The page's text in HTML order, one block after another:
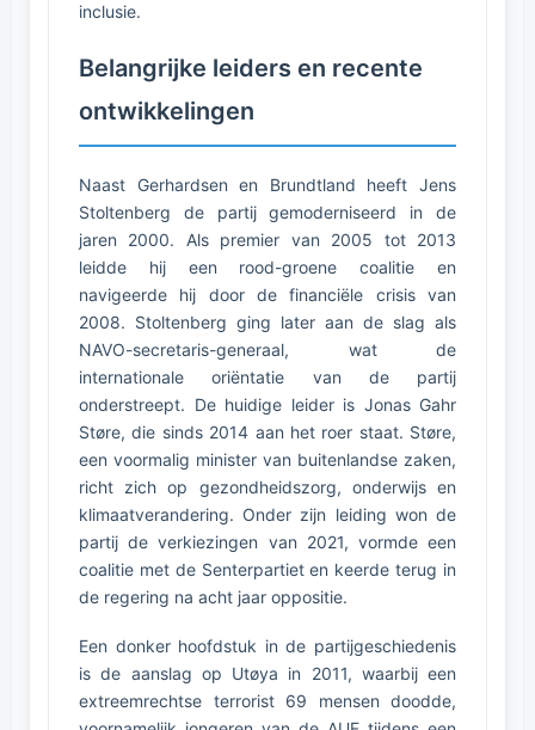
inclusie.
Belangrijke leiders en recente
ontwikkelingen
Naast Gerhardsen en Brundtland heeft Jens
Stoltenberg de partij gemoderniseerd in de
jaren 2000. Als premier van 2005 tot 2013
leidde hij een rood-groene coalitie en
navigeerde hij door de financiële crisis van
2008. Stoltenberg ging later aan de slag als
NAVO-secretaris-generaal, wat de
internationale oriëntatie van de partij
onderstreept. De huidige leider is Jonas Gahr
Støre, die sinds 2014 aan het roer staat. Støre,
een voormalig minister van buitenlandse zaken,
richt zich op gezondheidszorg, onderwijs en
klimaatverandering. Onder zijn leiding won de
partij de verkiezingen van 2021, vormde een
coalitie met de Senterpartiet en keerde terug in
de regering na acht jaar oppositie.
Een donker hoofdstuk in de partijgeschiedenis
is de aanslag op Utøya in 2011, waarbij een
extreemrechtse terrorist 69 mensen doodde,